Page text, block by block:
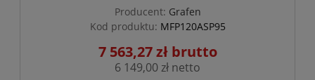
Producent: Grafen
Kod produktu: MFP120ASP95
7 563,27 zł
6 149,00 zł